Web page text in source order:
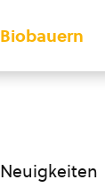
Biobauern
Neuigkeiten